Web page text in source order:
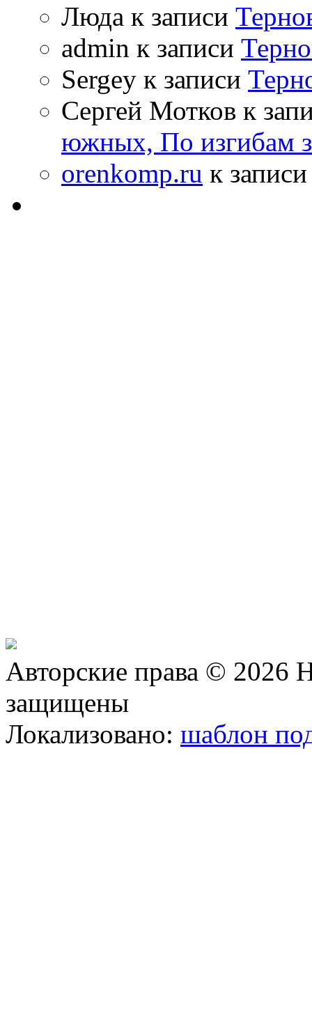
Люда к записи
admin к записи
Sergey к записи
Сергей Мотков к
южных, По изгибам
orenkomp.ru к
Авторские права © 2026
защищены
Локализовано: шаблон